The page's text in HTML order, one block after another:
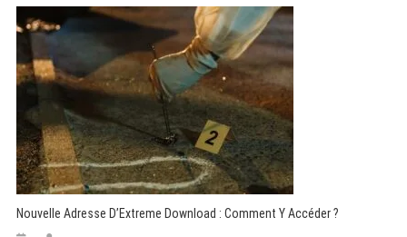
Nouvelle Adresse D’Extreme Download : Comment Y Accéder ?